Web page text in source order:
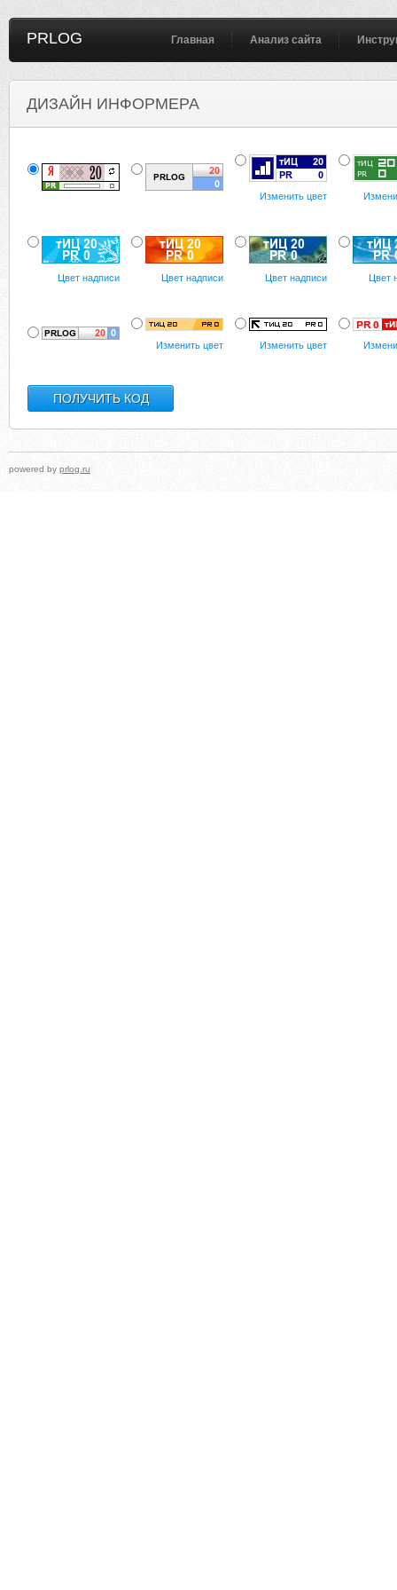
PRLOG Главная Анализ сайта
ДИЗАЙН ИНФОРМЕРА
Изменить цвет
Цвет надписи Цвет надписи Цвет надписи Цвет
Изменить цвет Изменить цвет
powered by prlog.ru